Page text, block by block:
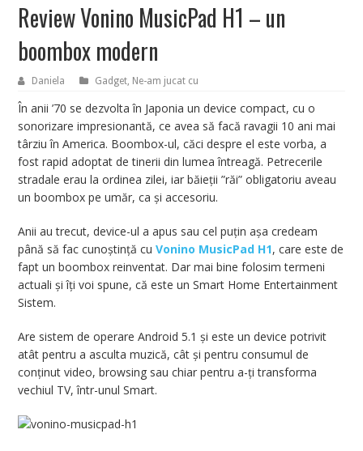
Review Vonino MusicPad H1 – un
boombox modern
Daniela Gadget, Ne-am jucat cu
În anii ’70 se dezvolta în Japonia un device compact, cu o
sonorizare impresionantă, ce avea să facă ravagii 10 ani mai
târziu în America. Boombox-ul, căci despre el este vorba, a
fost rapid adoptat de tinerii din lumea întreagă. Petrecerile
stradale erau la ordinea zilei, iar băieții ”răi” obligatoriu aveau
un boombox pe umăr, ca și accesoriu.
Anii au trecut, device-ul a apus sau cel puțin așa credeam
până să fac cunoștință cuVonino MusicPad H1, care este de
fapt un boombox reinventat. Dar mai bine folosim termeni
actuali și îți voi spune, că este un Smart Home Entertainment
Sistem.
Are sistem de operare Android 5.1 și este un device potrivit
atât pentru a asculta muzică, cât și pentru consumul de
conținut video, browsing sau chiar pentru a-ți transforma
vechiul TV, într-unul Smart.